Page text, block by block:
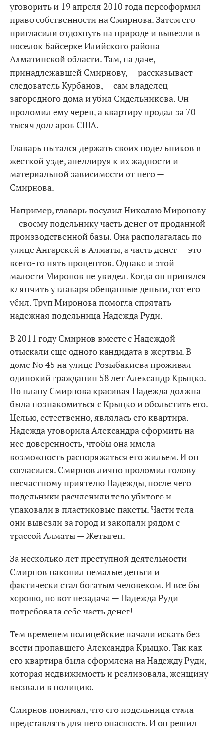
уговорить и 19 апреля 2010 года переоформил
право собственности на Смирнова. Затем его
пригласили отдохнуть на природе и вывезли в
поселок Байсерке Илийского района
Алматинской области. Там, на даче,
принадлежавшей Смирнову, — рассказывает
следователь Курбанов, — сам владелец
загородного дома и убил Сидельникова. Он
проломил ему череп, а квартиру продал за 70
тысяч долларов США.
Главарь пытался держать своих подельников в
жесткой узде, апеллируя к их жадности и
материальной зависимости от него —
Смирнова.
Например, главарь посулил Николаю Миронову
— своему подельнику часть денег от проданной
производственной базы. Она располагалась по
улице Ангарской в Алматы, а часть денег — это
всего-то пять процентов. Однако и этой
малости Миронов не увидел. Когда он принялся
клянчить у главаря обещанные деньги, тот его
убил. Труп Миронова помогла спрятать
надежная подельница Надежда Руди.
В 2011 году Смирнов вместе с Надеждой
отыскали еще одного кандидата в жертвы. В
доме No 45 на улице Розыбакиева проживал
одинокий гражданин 58 лет Александр Крыцко.
По плану Смирнова красивая Надежда должна
была познакомиться с Крыцко и обольстить его.
Целью, естественно, являлась его квартира.
Надежда уговорила Александра оформить на
нее доверенность, чтобы она имела
возможность распоряжаться его жильем. И он
согласился. Смирнов лично проломил голову
несчастному приятелю Надежды, после чего
подельники расчленили тело убитого и
упаковали в пластиковые пакеты. Части тела
они вывезли за город и закопали рядом с
трассой Алматы — Жетыген.
За несколько лет преступной деятельности
Смирнов накопил немалые деньги и
фактически стал богатым человеком. И все бы
хорошо, но вот незадача — Надежда Руди
потребовала себе часть денег!
Тем временем полицейские начали искать без
вести пропавшего Александра Крыцко. Так как
его квартира была оформлена на Надежду Руди,
которая недвижимость и реализовала, женщину
вызвали в полицию.
Смирнов понимал, что его подельница стала
представлять для него опасность. И он решил